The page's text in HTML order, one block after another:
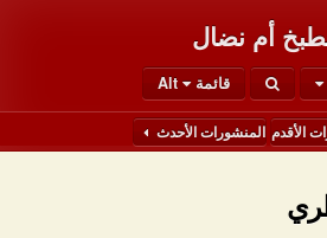
أم نضال
قائمة Alt
الأقدم المنشورات الأحدث